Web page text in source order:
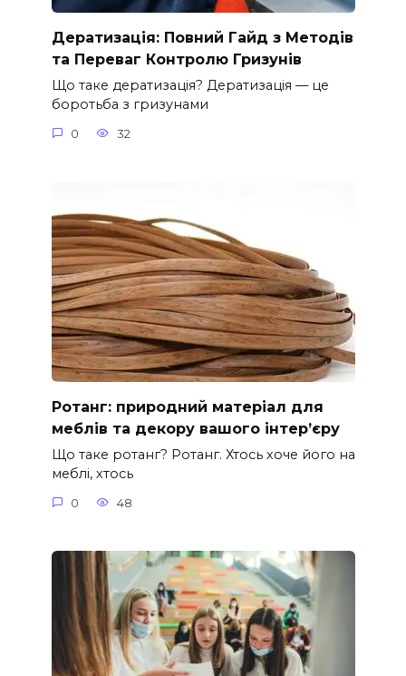
Дератизація: Повний Гайд з Методів
та Переваг Контролю Гризунів
Що таке дератизація? Дератизація — це
боротьба з гризунами
0 32
Ротанг: природний матеріал для
меблів та декору вашого інтер’єру
Що таке ротанг? Ротанг. Хтось хоче його на
меблі, хтось
0 48